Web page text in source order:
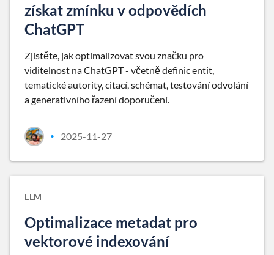
získat zmínku v odpovědích
ChatGPT
Zjistěte, jak optimalizovat svou značku pro
viditelnost na ChatGPT - včetně definic entit,
tematické autority, citací, schémat, testování odvolání
a generativního řazení doporučení.
• 2025-11-27
LLM
Optimalizace metadat pro
vektorové indexování